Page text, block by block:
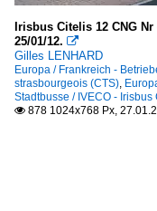
Irisbus Citelis 12 CNG
25/01/12. 
Gilles LENHARD
Europa / Frankreich -
strasbourgeois (CTS),
Stadtbusse / IVECO - Irisbus
 878 1024x768 Px,